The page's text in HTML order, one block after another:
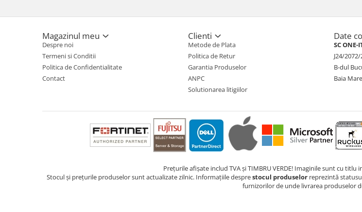
Magazinul meu
Despre noi
Termeni si Conditii
Politica de Confidentialitate
Contact
Clienti
Metode de Plata
Politica de Retur
Garantia Produselor
ANPC
Solutionarea litigiilor
Date
SC ONE-
J24/
B-dul
Baia Mare
Prețurile afișate includ TVA și TIMBRU VERDE! Imaginile sunt cu
Stocul și prețurile produselor sunt actualizate zilnic. Informațiile desprestocul produselorreprezintă
furnizorilor de unde livrarea produselor